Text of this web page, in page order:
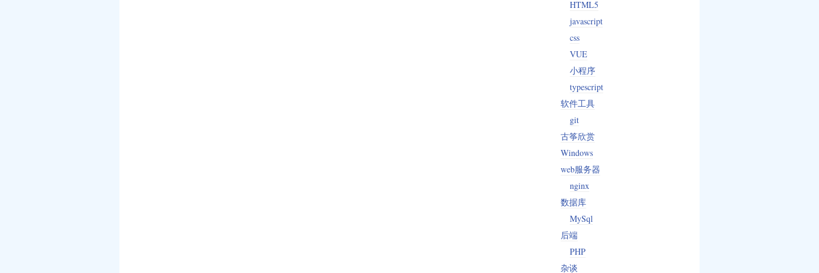
HTML5
javascript
css
VUE
小程序
typescript
软件工具
git
古筝欣赏
Windows
web服务器
nginx
数据库
MySql
后端
PHP
杂谈